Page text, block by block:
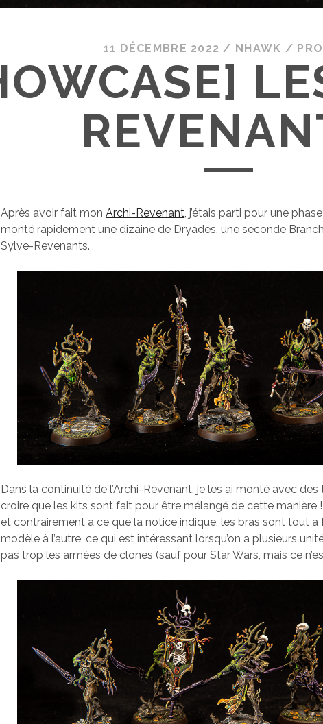
11 DÉCEMBRE 2022 / NHAWK /
Après avoir fait monArchi-Revenant, j’étais parti pour une
monté rapidement une dizaine de Dryades, une seconde
Sylve-Revenants.
Dans la continuité de l’Archi-Revenant, je les ai monté avec des
croire que les kits sont fait pour être mélangé de cette manière
et contrairement à ce que la notice indique, les bras sont tout à
modèle à l’autre, ce qui est intéressant lorsqu’on a plusieurs
pas trop les armées de clones (sauf pour Star Wars, mais ce